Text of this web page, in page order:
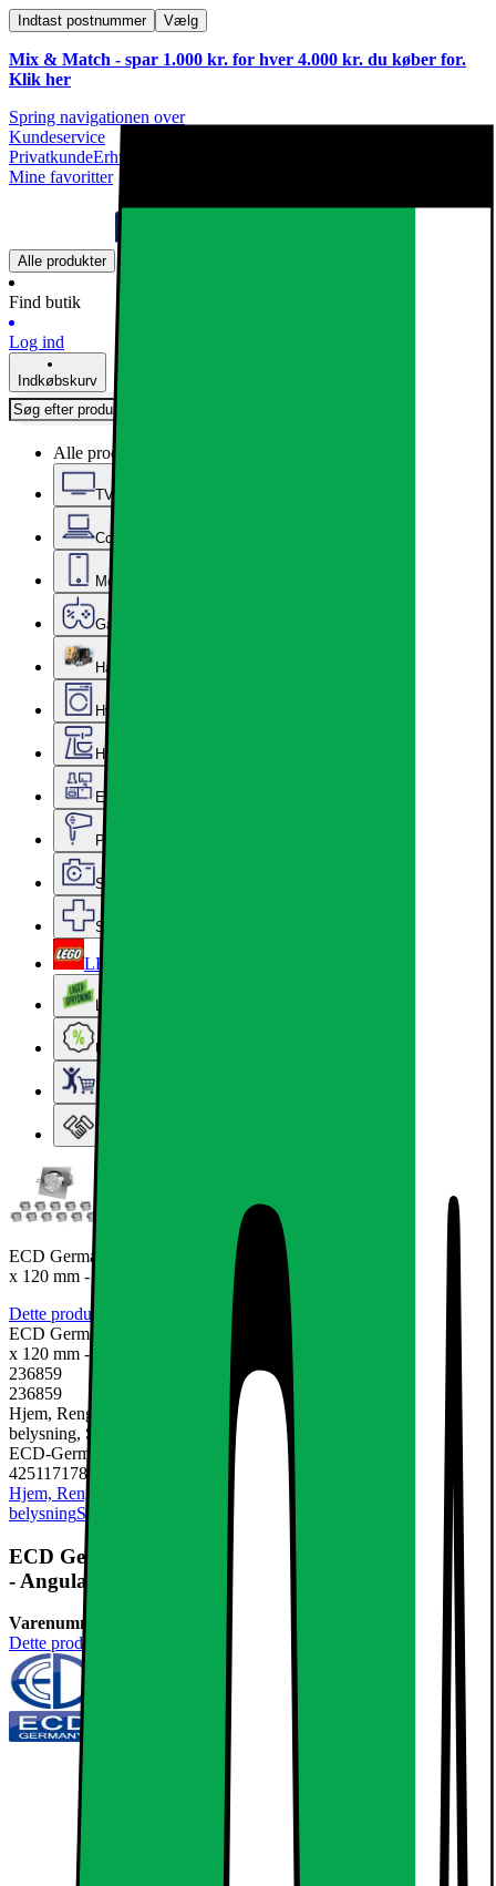
Indtast postnummer Vælg
Mix & Match - spar 1.000 kr. for hver 4.000 kr. du køber for.
Klik her
Spring navigationen over
Kundeservice
PrivatkundeErhvervskunde
Mine favoritter
Alle produkter
Find butik
Log ind
Indkøbskurv
Alle produkter
TV, Lyd & Smart Home
Computer & Kontor
Mobil, Tablet & Smartwatch
Gaming
Hardware
Hvidevarer
Hjem, Rengøring & Køkkenudstyr
Epoq køkken & bryggers
Personlig pleje, Skønhed & Velvære
Sport, Fritid & Hobby
Services & tilbehør
LEGO
Lageroprydning
Ugens tilbud - og andre gode priser
Elgigantens Kundeklub
Elgiganten Erhverv
ECD Germany 12-pak LED forsænket lys 5W 230V - Angular 120
x 120 mm - 334 Lumen
Dette produkt er endnu ikke blevet bedømt.
ECD Germany 12-pak LED forsænket lys 5W 230V - Angular 120
x 120 mm - 334 Lumen
236859
236859
Hjem, Rengøring & Køkkenudstyr, El & belysning, Lamper &
belysning, Spotlights & downlight
ECD-Germany
4251171788747
Hjem, Rengøring & Køkkenudstyr
El & belysning
belysningSpotlights & downlight
ECD Germany 12-pak LED forsænket lys 5W 230V
- Angular 120 x 120 mm - 334 Lumen
Varenummer:
Dette produkt er endnu ikke blevet bedømt.